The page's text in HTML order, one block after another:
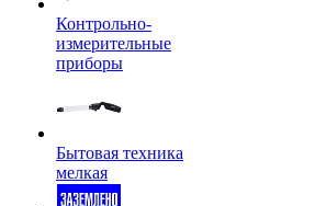
Контрольно-
измерительные
приборы
Бытовая техника
мелкая